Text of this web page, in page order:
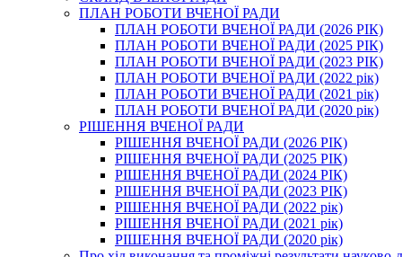
ПЛАН РОБОТИ ВЧЕНОЇ РАДИ
ПЛАН РОБОТИ ВЧЕНОЇ РАДИ (2026 РІК)
ПЛАН РОБОТИ ВЧЕНОЇ РАДИ (2025 РІК)
ПЛАН РОБОТИ ВЧЕНОЇ РАДИ (2023 РІК)
ПЛАН РОБОТИ ВЧЕНОЇ РАДИ (2022 рік)
ПЛАН РОБОТИ ВЧЕНОЇ РАДИ (2021 рік)
ПЛАН РОБОТИ ВЧЕНОЇ РАДИ (2020 рік)
РІШЕННЯ ВЧЕНОЇ РАДИ
РІШЕННЯ ВЧЕНОЇ РАДИ (2026 РІК)
РІШЕННЯ ВЧЕНОЇ РАДИ (2025 РІК)
РІШЕННЯ ВЧЕНОЇ РАДИ (2024 РІК)
РІШЕННЯ ВЧЕНОЇ РАДИ (2023 РІК)
РІШЕННЯ ВЧЕНОЇ РАДИ (2022 рік)
РІШЕННЯ ВЧЕНОЇ РАДИ (2021 рік)
РІШЕННЯ ВЧЕНОЇ РАДИ (2020 рік)